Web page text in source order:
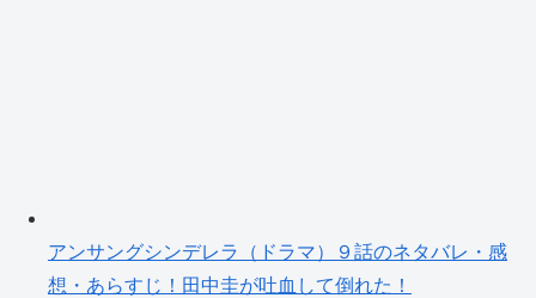
アンサングシンデレラ（ドラマ）９話のネタバレ・感
想・あらすじ！田中圭が吐血して倒れた！